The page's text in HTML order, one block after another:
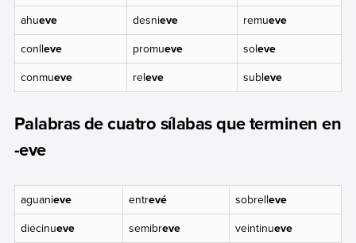
ahueve desnieve remueve
conlleve promueve soleve
conmueve releve subleve
Palabras de cuatro sílabas que terminen en
-eve
aguanieve entrevé sobrelleve
diecinueve semibreve veintinueve